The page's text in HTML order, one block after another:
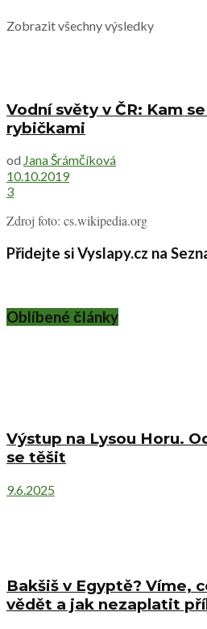
Zobrazit všechny výsledky
Vodní světy v ČR: Kam
rybičkami
od Jana Šrámčíková
10.10.2019
3
Zdroj foto:
Přidejte si Vyslapy.cz na
Oblíbené články
Výstup na Lysou Horu.
se těšit
9.6.2025
Bakšiš v Egyptě? Víme,
vědět a jak nezaplatit